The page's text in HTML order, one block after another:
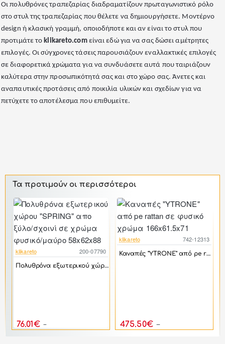
Οι πολυθρόνες τραπεζαρίας διαδραματίζουν πρωταγωνιστικό ρόλο
στο στυλ της τραπεζαρίας που θέλετε να δημιουργήσετε. Μοντέρνο
design ή κλασική γραμμή, οποιοδήποτε και αν είναι το στυλ που
προτιμάτε τοklikareto.com είναι εδώ για να σας δώσει αμέτρητες
επιλογές. Οι σύγχρονες τάσεις παρουσιάζουν εναλλακτικές επιλογές
σε διαφορετικά χρώματα για να συνδυάσετε αυτά που ταιριάζουν
καλύτερα στην προσωπικότητά σας και στο χώρο σας. Άνετες και
αναπαυτικές προτάσεις από ποικιλία υλικών και σχεδίων για να
πετύχετε το αποτέλεσμα που επιθυμείτε.
Τα προτιμούν οι περισσότεροι
-46%
klikareto 200-07790
Πολυθρόνα εξωτερικού χώρου "SPRING" απο ξύλο/σχοινί σε χρώμα φυσικό/μαύρο 58x62x88
76.01€
-17%
klikareto 742-12313
Καναπές "YTRONE" από pe rattan σε φυσικό χρώμα 166x61.5x71
475.50€